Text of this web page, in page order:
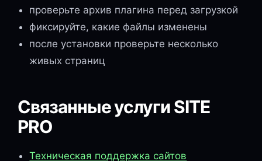
проверьте архив плагина перед загрузкой
фиксируйте, какие файлы изменены
после установки проверьте несколько
живых страниц
Связанные услуги SITE
PRO
Техническая поддержка сайтов